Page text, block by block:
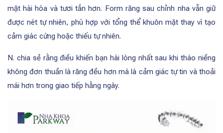
mặt hài hòa và tươi tắn hơn. Form răng sau chỉnh nha vẫn giữ
được nét tự nhiên, phù hợp với tổng thể khuôn mặt thay vì tạo
cảm giác cứng hoặc thiếu tự nhiên.
N. chia sẻ rằng điều khiến bạn hài lòng nhất sau khi tháo niềng
không đơn thuần là răng đều hơn mà là cảm giác tự tin và thoải
mái hơn trong giao tiếp hằng ngày.